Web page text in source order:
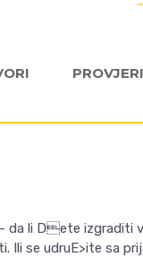
li Dete izgraditi
Ili se udruE>ite sa